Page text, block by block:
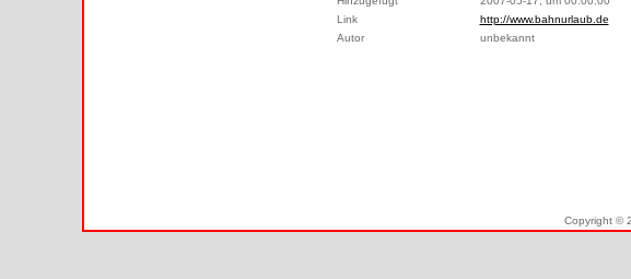
Link
http://www.bahnurlaub.de
Autor
unbekannt
Copyright ©